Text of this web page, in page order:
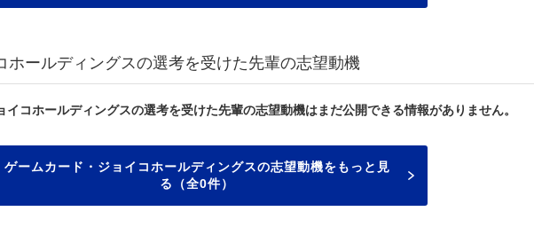
ホールディングスの選考を受けた先輩の志望動機
イコホールディングスの選考を受けた先輩の志望動機はまだ公開できる情報がありません。
ゲームカード・ジョイコホールディングスの志望動機をもっと見
る（全0件）